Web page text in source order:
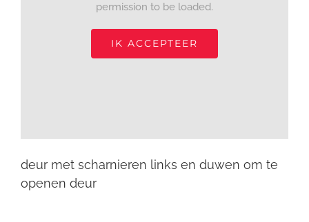
permission to be loaded.
IK ACCEPTEER
deur met scharnieren links en duwen om te
openen deur